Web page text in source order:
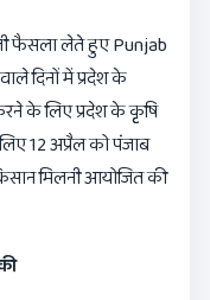
फैसला लेते हुए Punjab
दिनों में प्रदेश के
के लिए प्रदेश के कृृषि
12 अप्रैल को पंजाब
मिलनी आयोजित की